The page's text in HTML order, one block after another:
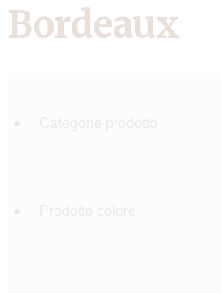
Bordeaux